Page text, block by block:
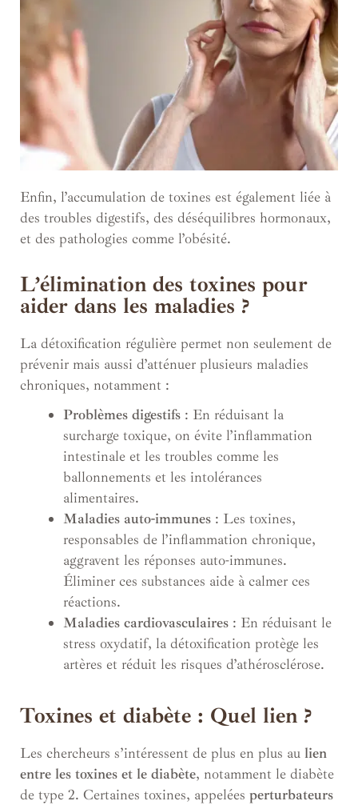
Enfin, l’accumulation de toxines est également liée à
des troubles digestifs, des déséquilibres hormonaux,
et des pathologies comme l’obésité.
L’élimination des toxines pour
aider dans les maladies ?
La détoxification régulière permet non seulement de
prévenir mais aussi d’atténuer plusieurs maladies
chroniques, notamment :
Problèmes digestifs : En réduisant la
surcharge toxique, on évite l’inflammation
intestinale et les troubles comme les
ballonnements et les intolérances
alimentaires.
Maladies auto-immunes : Les toxines,
responsables de l’inflammation chronique,
aggravent les réponses auto-immunes.
Éliminer ces substances aide à calmer ces
réactions.
Maladies cardiovasculaires : En réduisant le
stress oxydatif, la détoxification protège les
artères et réduit les risques d’athérosclérose.
Toxines et diabète : Quel lien ?
Les chercheurs s’intéressent de plus en plus au lien
entre les toxines et le diabète, notamment le diabète
de type 2. Certaines toxines, appelées perturbateurs